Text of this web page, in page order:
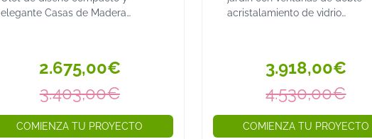
elegante Casas de Madera
Prefabricadas Olot destacan ...
2.675,00€
3.403,00€
COMIENZA TU PROYECTO
acristalamiento de vidrio
300x350 cms. Incluye suelo de...
3.918,00€
4.530,00€
COMIENZA TU PROYECTO